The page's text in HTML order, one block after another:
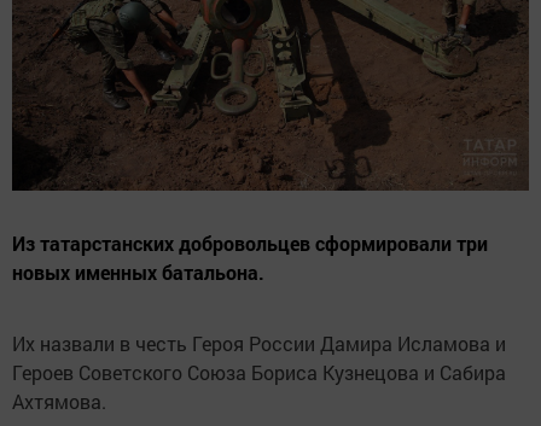
Из татарстанских добровольцев сформировали три
новых именных батальона.
Их назвали в честь Героя России Дамира Исламова и
Героев Советского Союза Бориса Кузнецова и Сабира
Ахтямова.